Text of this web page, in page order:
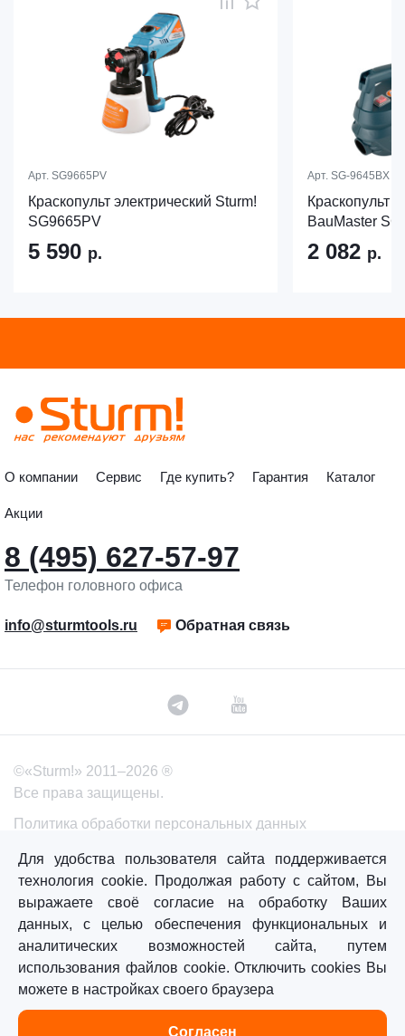
Арт. SG9665PV
Краскопульт электрический Sturm!
SG9665PV
5 590 р.
Арт. SG-9645BX
Краскопульт
BauMaster
2 082 р.
О компании Сервис Где купить? Гарантия Каталог
Акции
8 (495) 627-57-97
Телефон головного офиса
info@sturmtools.ru Обратная связь
©«Sturm!» 2011–2026 ®
Все права защищены.
Политика обработки персональных данных
Согласие на обработку персональных данных
Главная Каталог Сравнение Избранное
Для удобства пользователя сайта поддерживается
технология cookie. Продолжая работу с сайтом, Вы
выражаете своё согласие на обработку Ваших
данных, с целью обеспечения функциональных и
аналитических возможностей сайта, путем
использования файлов cookie. Отключить cookies Вы
можете в настройках своего браузера
Согласен